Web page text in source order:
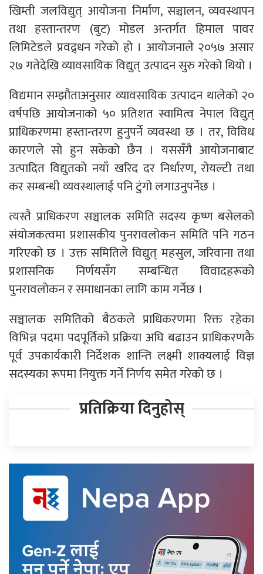
खिम्ती जलविद्युत् आयोजना निर्माण, सञ्चालन, व्यवस्थापन
तथा हस्तान्तरण (बुट) मोडल अन्तर्गत हिमाल पावर
लिमिटेडले प्रवद्र्धन गरेको हो । आयोजनाले २०५७ असार
२७ गतेदेखि व्यावसायिक विद्युत् उत्पादन सुरु गरेको थियो ।
विद्यमान सम्झौताअनुसार व्यावसायिक उत्पादन थालेको २०
वर्षपछि आयोजनाको ५० प्रतिशत स्वामित्व नेपाल विद्युत्
प्राधिकरणमा हस्तान्तरण हुनुपर्ने व्यवस्था छ । तर, विविध
कारणले सो हुन सकेको छैन । यससँगै आयोजनाबाट
उत्पादित विद्युतको नयाँ खरिद दर निर्धारण, रोयल्टी तथा
कर सम्बन्धी व्यवस्थालाई पनि टुंगो लगाउनुपर्नेछ ।
त्यस्तै प्राधिकरण सञ्चालक समिति सदस्य कृष्ण बसेलको
संयोजकत्वमा प्रशासकीय पुनरावलोकन समिति पनि गठन
गरिएको छ । उक्त समितिले विद्युत् महसुल, जरिवाना तथा
प्रशासनिक निर्णयसँग सम्बन्धित विवादहरूको
पुनरावलोकन र समाधानका लागि काम गर्नेछ ।
सञ्चालक समितिको बैठकले प्राधिकरणमा रिक्त रहेका
विभिन्न पदमा पदपूर्तिको प्रक्रिया अघि बढाउन प्राधिकरणकै
पूर्व उपकार्यकारी निर्देशक शान्ति लक्ष्मी शाक्यलाई विज्ञ
सदस्यका रूपमा नियुक्त गर्ने निर्णय समेत गरेको छ ।
प्रतिक्रिया दिनुहोस्